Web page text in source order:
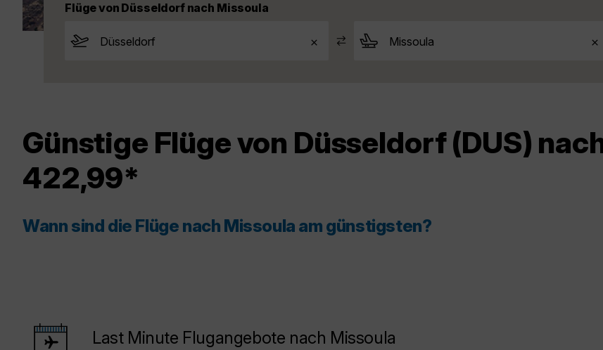
Flüge von Düsseldorf nach Missoula
Günstige Flüge von Düsseldorf (DUS)
422,99*
Wann sind die Flüge nach Missoula am günstigsten?
Last Minute Flugangebote nach Missoula